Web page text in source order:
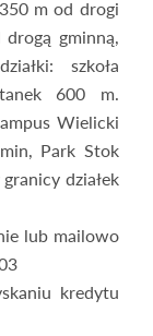
m od drogi
gminną,
szkoła
600 m.
Wielicki
Park Stok
działek
lub mailowo
kredytu